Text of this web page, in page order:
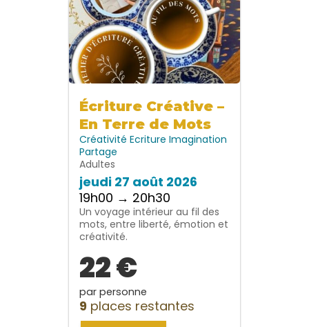
Écriture Créative –
En Terre de Mots
Créativité Ecriture Imagination
Partage
Adultes
jeudi 27 août 2026
19h00 → 20h30
Un voyage intérieur au fil des
mots, entre liberté, émotion et
créativité.
22 €
par personne
9 places restantes